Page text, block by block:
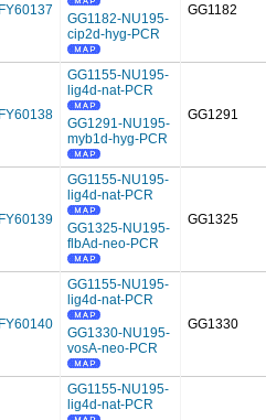
FY60137
GG1182-NU195-
cip2d-hyg-PCR
GG1182
FY60138
GG1155-NU195-
lig4d-nat-PCR
GG1291-NU195-
myb1d-hyg-PCR
GG1291
FY60139
GG1155-NU195-
lig4d-nat-PCR
GG1325-NU195-
flbAd-neo-PCR
GG1325
FY60140
GG1155-NU195-
lig4d-nat-PCR
GG1330-NU195-
vosA-neo-PCR
GG1330
GG1155-NU195-
lig4d-nat-PCR